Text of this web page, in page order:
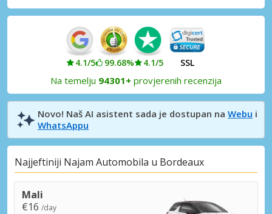
4.1/5 99.68% 4.1/5 SSL
Na temelju 94301+ provjerenih recenzija
Novo! Naš AI asistent sada je dostupan na Webu i
WhatsAppu
Najjeftiniji Najam Automobila u Bordeaux
Mali
€16 /day